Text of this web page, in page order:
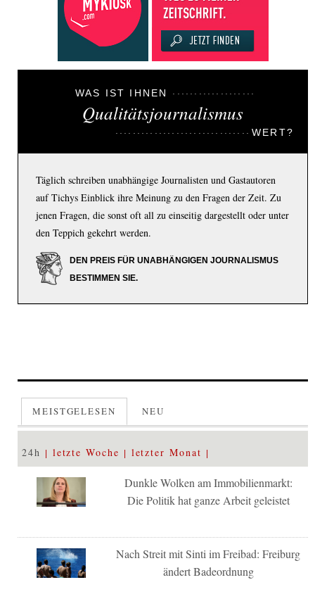
WAS IST IHNEN
Qualitätsjournalismus
WERT?
Täglich schreiben unabhängige Journalisten und Gastautoren
auf Tichys Einblick ihre Meinung zu den Fragen der Zeit. Zu
jenen Fragen, die sonst oft all zu einseitig dargestellt oder unter
den Teppich gekehrt werden.
DEN PREIS FÜR UNABHÄNGIGEN JOURNALISMUS
BESTIMMEN SIE.
MEISTGELESEN NEU
24h letzte Woche letzter Monat
Dunkle Wolken am Immobilienmarkt:
Die Politik hat ganze Arbeit geleistet
Nach Streit mit Sinti im Freibad: Freiburg
ändert Badeordnung